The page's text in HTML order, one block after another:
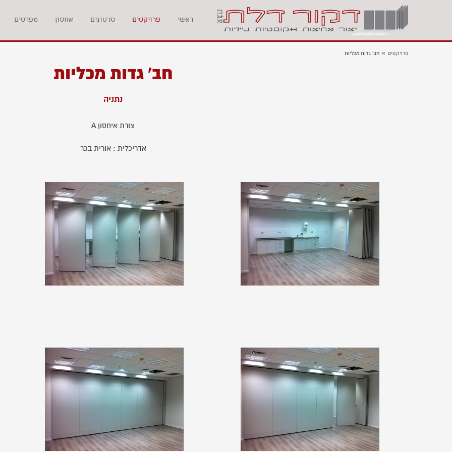
ראשי פרויקטים סרטונים אחסון מפרטים
פרויקטים » חב' גדות מכליות
חב' גדות מכליות
נתניה
צורת איחסון A
אדריכלית : אורית בכר